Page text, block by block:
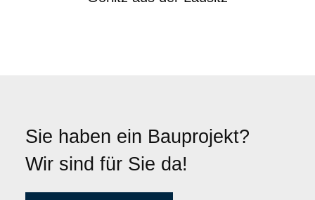
Sie haben ein Bauprojekt?
Wir sind für Sie da!